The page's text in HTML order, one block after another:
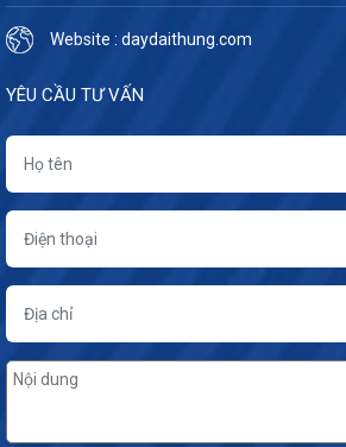
Website : daydaithung.com
YÊU CẦU TƯ VẤN